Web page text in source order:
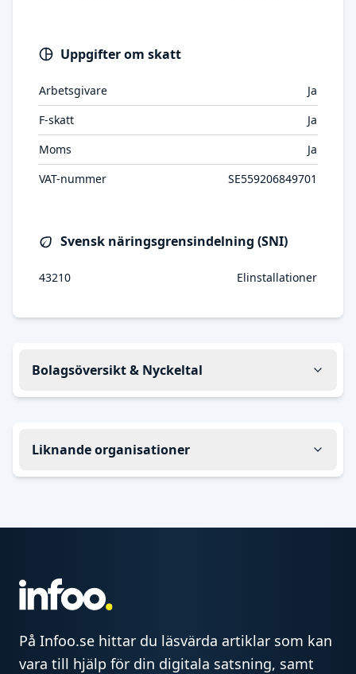
Uppgifter om skatt
Arbetsgivare
Ja
F-skatt
Ja
Moms
Ja
VAT-nummer
SE559206849701
Svensk näringsgrensindelning (SNI)
43210 Elinstallationer
Bolagsöversikt & Nyckeltal
Liknande organisationer
På Infoo.se hittar du läsvärda artiklar som kan
vara till hjälp för din digitala satsning, samt